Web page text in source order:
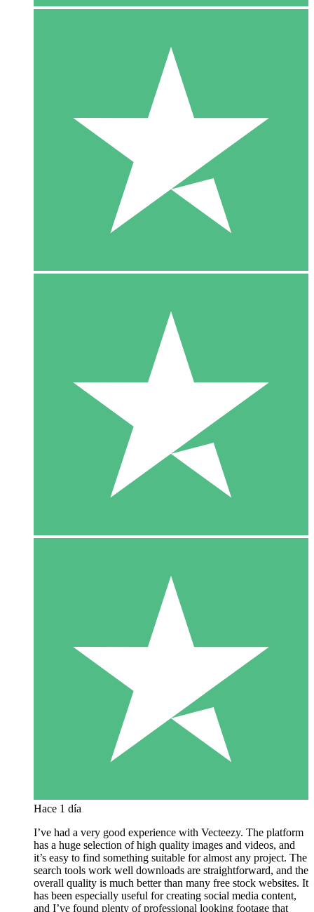
Hace 1 día
I’ve had a very good experience with Vecteezy. The platform
has a huge selection of high quality images and videos, and
it’s easy to find something suitable for almost any project. The
search tools work well downloads are straightforward, and the
overall quality is much better than many free stock websites. It
has been especially useful for creating social media content,
and I’ve found plenty of professional looking footage that